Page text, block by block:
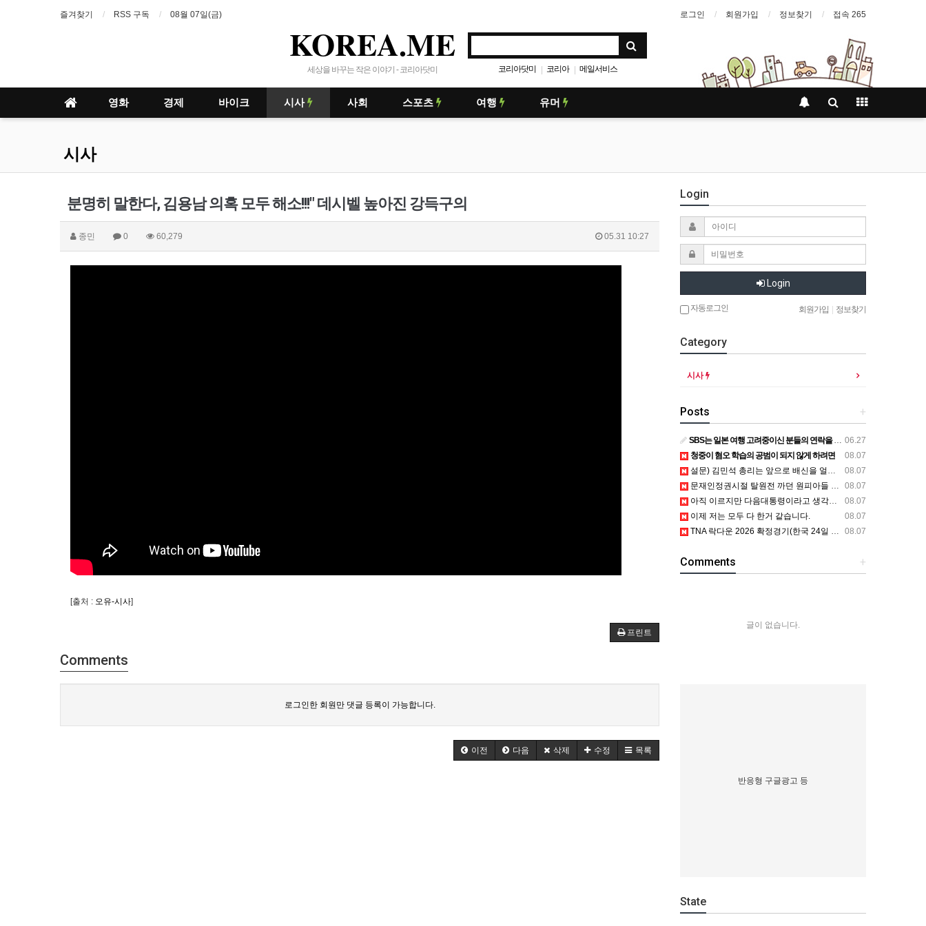
즐겨찾기 RSS 구독 08월 07일(금) 로그인 회원가입 정보찾기 접속 265
KOREA.ME
세상을 바꾸는 작은 이야기 - 코리아닷미 코리아닷미 | 코리아 | 메일서비스
영화 경제 바이크 시사 사회 스포츠 여행 유머
시사
분명히 말한다, 김용남 의혹 모두 해소!!!" 데시벨 높아진 강득구의
종민 0 60,279 05.31 10:27
[출처 : 오유-시사]
프린트
Comments
로그인한 회원만 댓글 등록이 가능합니다.
이전 다음 삭제 수정 목록
Login
Login
자동로그인 회원가입 정보찾기
Category
시사
+
Posts
06.27
SBS는 일본 여행 고려중이신 분들의 연락을 기다립니다.
08.07
청중이 혐오 학습의 공범이 되지 않게 하려면
08.07
설문) 김민석 총리는 앞으로 배신을 얼마나 할까요?
08.07
문재인정권시절 탈원전 까던 원피아들 원피아 노비들 어디감?
08.07
아직 이르지만 다음대통령이라고 생각했을 때 정청래 vs 김민석
08.07
이제 저는 모두 다 한거 같습니다.
08.07
TNA 락다운 2026 확정경기(한국 24일 월요일, 모든 경기 철창 매
+
Comments
글이 없습니다.
반응형 구글광고 등
State